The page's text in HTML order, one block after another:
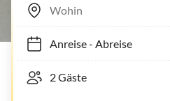
Anreise- Abreise